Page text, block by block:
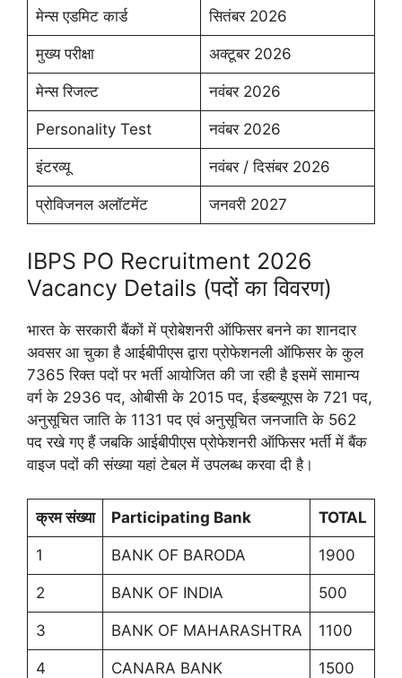
मेन्स एडमिट कार्ड सितंबर 2026
मुख्य परीक्षा अक्टूबर 2026
मेन्स रिजल्ट नवंबर 2026
Personality Test नवंबर 2026
इंटरव्यू नवंबर / दिसंबर 2026
प्रोविजनल अलॉटमेंट जनवरी 2027
IBPS PO Recruitment 2026
Vacancy Details (पदों का विवरण)
भारत के सरकारी बैंकों में प्रोबेशनरी ऑफिसर बनने का शानदार
अवसर आ चुका है आईबीपीएस द्वारा प्रोफेशनली ऑफिसर के कुल
7365 रिक्त पदों पर भर्ती आयोजित की जा रही है इसमें सामान्य
वर्ग के 2936 पद, ओबीसी के 2015 पद, ईडब्ल्यूएस के 721 पद,
अनुसूचित जाति के 1131 पद एवं अनुसूचित जनजाति के 562
पद रखे गए हैं जबकि आईबीपीएस प्रोफेशनरी ऑफिसर भर्ती में बैंक
वाइज पदों की संख्या यहां टेबल में उपलब्ध करवा दी है।
क्रम संख्या Participating Bank TOTAL
1 BANK OF BARODA 1900
2 BANK OF INDIA 500
3 BANK OF MAHARASHTRA 1100
4 CANARA BANK 1500